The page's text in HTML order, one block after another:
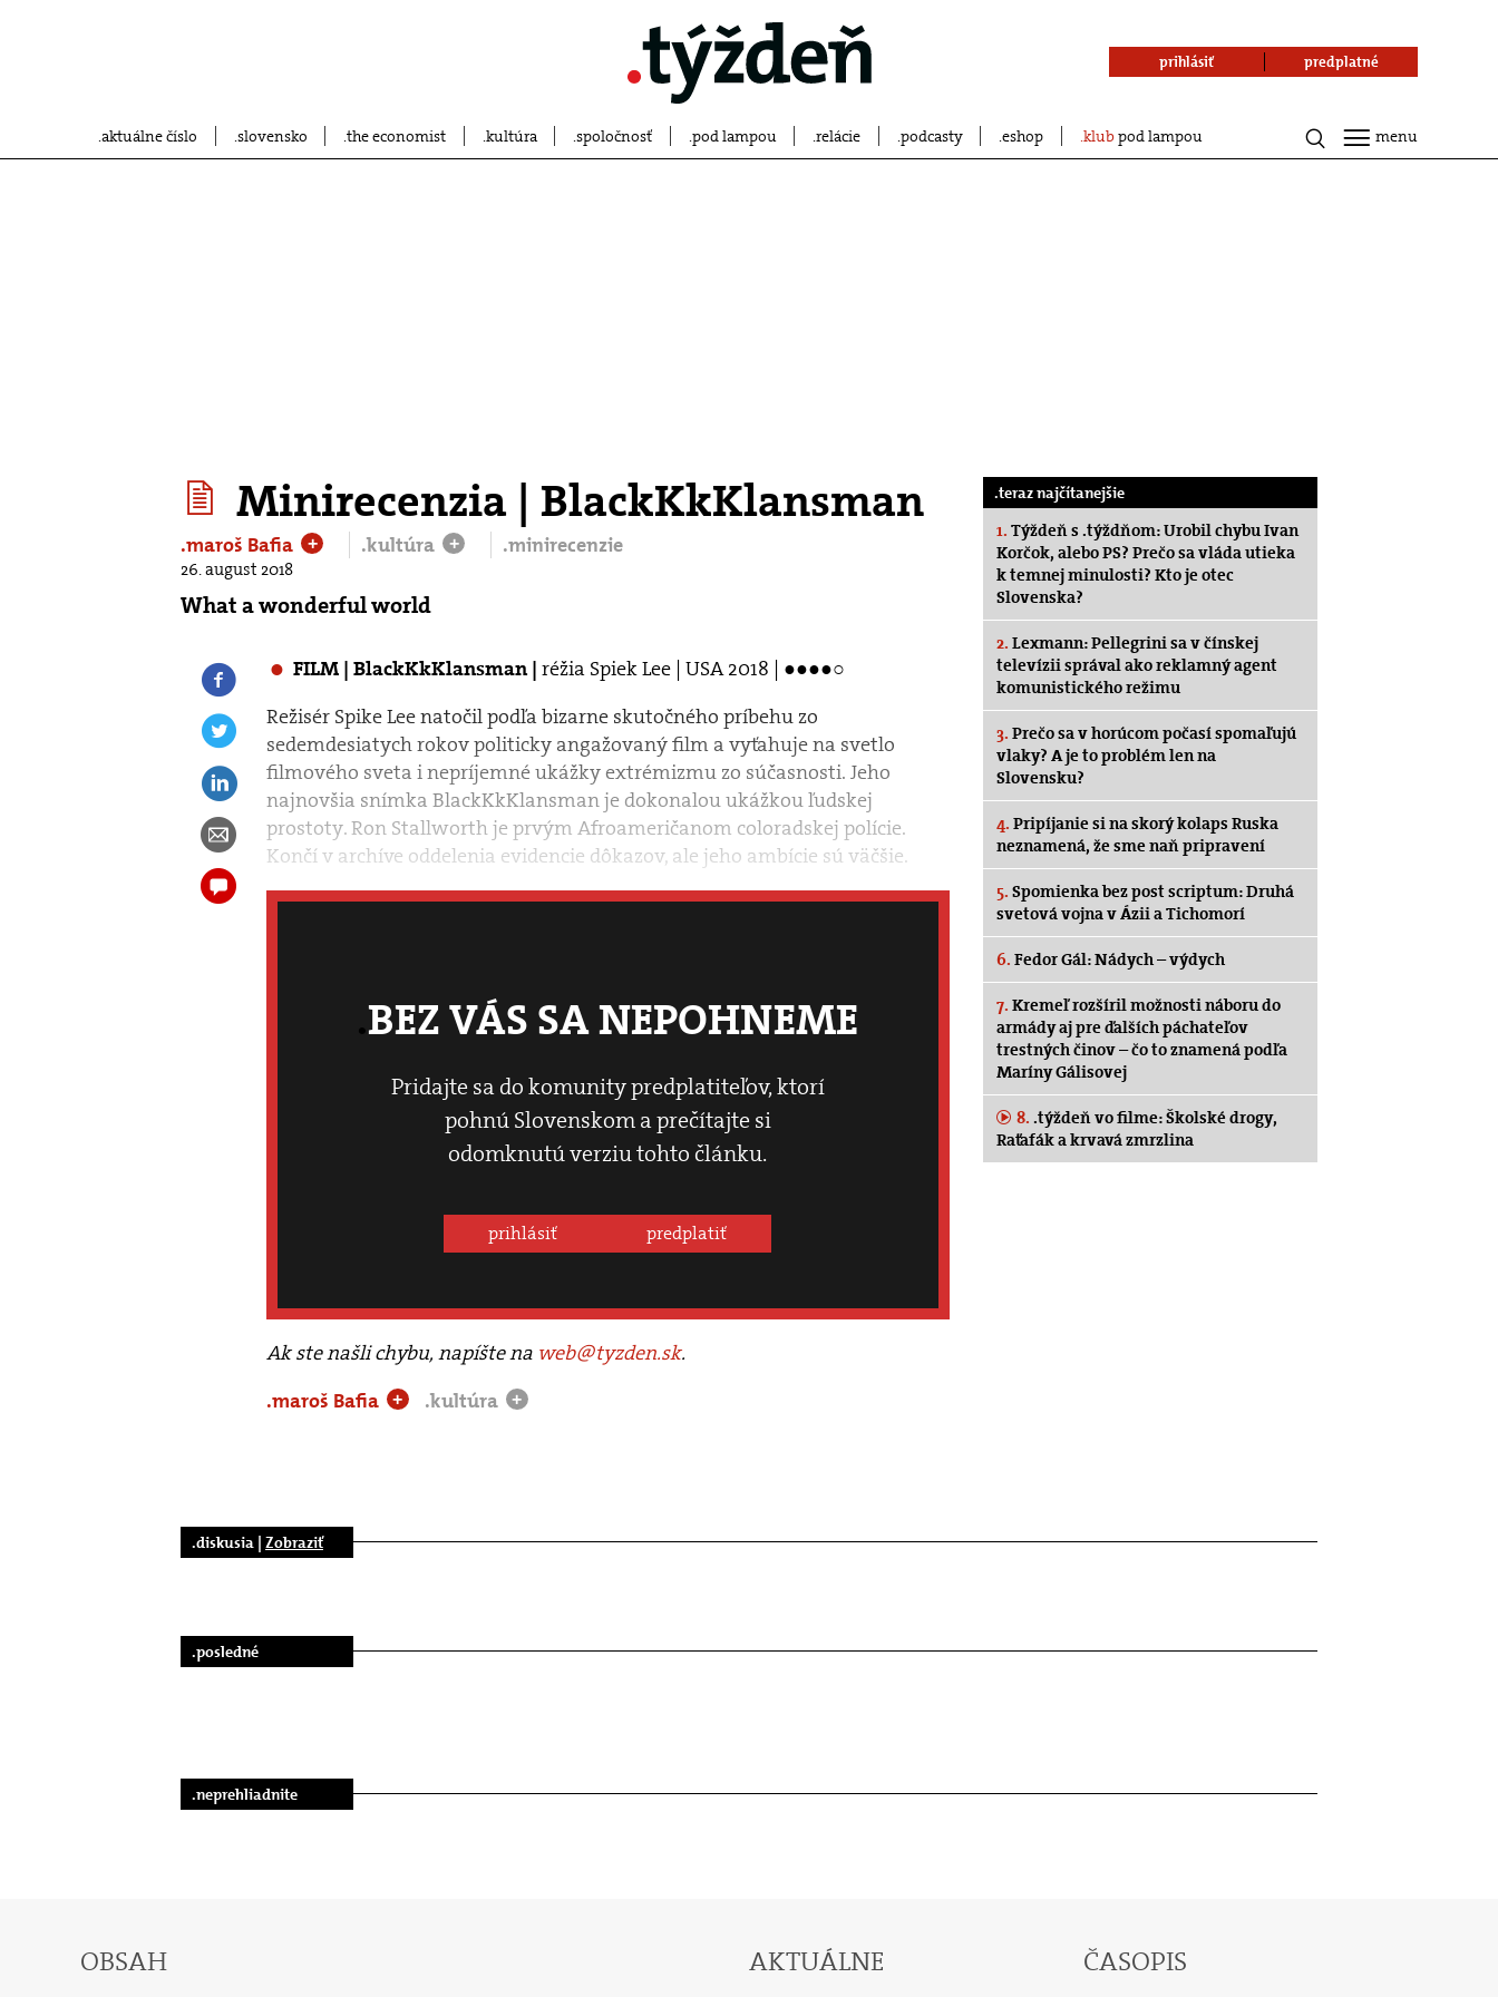
aktuálne číslo slovensko the economist kultúra spoločnosť pod lampou relácie podcasty eshop klubpod lampou
prihlásiť predplatné
menu
Minirecenzia | BlackKkKlansman
.maroš Bafia + .kultúra + .minirecenzie
26. august 2018
What a wonderful world
FILM | BlackKkKlansman | réžia Spiek Lee | USA 2018 | ●●●●○
Režisér Spike Lee natočil podľa bizarne skutočného príbehu zo
sedemdesiatych rokov politicky angažovaný film a vyťahuje na svetlo
filmového sveta i nepríjemné ukážky extrémizmu zo súčasnosti. Jeho
najnovšia snímka BlackKkKlansman je dokonalou ukážkou ľudskej
prostoty. Ron Stallworth je prvým Afroameričanom coloradskej polície.
Končí v archíve oddelenia evidencie dôkazov, ale jeho ambície sú väčšie.
BEZ VÁS SA NEPOHNEME
Pridajte sa do komunity predplatiteľov, ktorí
pohnú Slovenskom a prečítajte si
odomknutú verziu tohto článku.
prihlásiť predplatiť
Ak ste našli chybu, napíšte na web@tyzden.sk.
.maroš Bafia
+ .kultúra +
.teraz najčítanejšie
1. Týždeň s .týždňom: Urobil chybu Ivan
Korčok, alebo PS? Prečo sa vláda utieka
k temnej minulosti? Kto je otec
Slovenska?
2. Lexmann: Pellegrini sa v čínskej
televízii správal ako reklamný agent
komunistického režimu
3. Prečo sa v horúcom počasí spomaľujú
vlaky? A je to problém len na
Slovensku?
4. Pripíjanie si na skorý kolaps Ruska
neznamená, že sme naň pripravení
5. Spomienka bez post scriptum: Druhá
svetová vojna v Ázii a Tichomorí
6. Fedor Gál: Nádych – výdych
7. Kremeľ rozšíril možnosti náboru do
armády aj pre ďalších páchateľov
trestných činov – čo to znamená podľa
Maríny Gálisovej
8. .týždeň vo filme: Školské drogy,
Raťafák a krvavá zmrzlina
.diskusia | Zobraziť
.posledné
.neprehliadnite
OBSAH AKTUÁLNE ČASOPIS